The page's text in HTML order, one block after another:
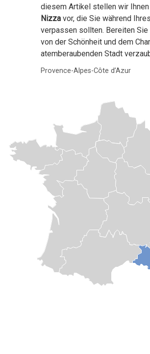
diesem Artikel stellen wir
Nizza vor, die Sie während
verpassen sollten. Bereiten Sie
von der Schönheit und dem
atemberaubenden Stadt
Provence-Alpes-Côte d’Azur